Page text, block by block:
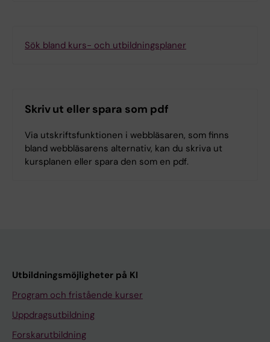
Sök bland kurs- och utbildningsplaner
Skriv ut eller spara som pdf
Via utskriftsfunktionen i webbläsaren, som finns
bland webbläsarens alternativ, kan du skriva ut
kursplanen eller spara den som en pdf.
Utbildningsmöjligheter på KI
Program och fristående kurser
Uppdragsutbildning
Forskarutbildning